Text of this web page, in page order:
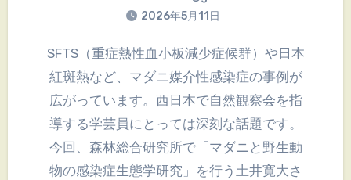
2026年5月11日
SFTS（重症熱性血小板減少症候群）や日本
紅斑熱など、マダニ媒介性感染症の事例が
広がっています。西日本で自然観察会を指
導する学芸員にとっては深刻な話題です。
今回、森林総合研究所で「マダニと野生動
物の感染症生態学研究」を行う土井寛大さ